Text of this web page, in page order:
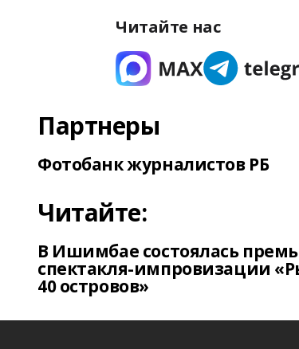
Читайте нас
Партнеры
Фотобанк журналистов РБ
Читайте:
В Ишимбае состоялась
спектакля-импровизации
40 островов»